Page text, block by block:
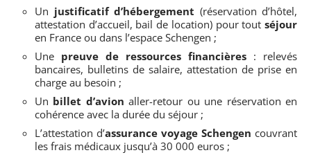
Un justificatif d’hébergement (réservation d’hôtel,
attestation d’accueil, bail de location) pour tout séjour
en France ou dans l’espace Schengen ;
Une preuve de ressources financières : relevés
bancaires, bulletins de salaire, attestation de prise en
charge au besoin ;
Un billet d’avion aller-retour ou une réservation en
cohérence avec la durée du séjour ;
L’attestation d’assurance voyage Schengen couvrant
les frais médicaux jusqu’à 30 000 euros ;